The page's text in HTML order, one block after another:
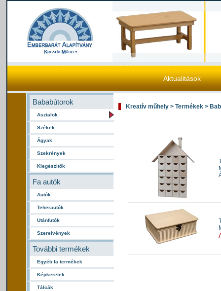
Aktualitások
Bababútorok
Asztalok
Székek
Ágyak
Szekrények
Kiegészítők
Fa autók
Autók
Teherautók
Utánfutók
Szerelvények
További termékek
Egyéb fa termékek
Képkeretek
Tálcák
Kreatív műhely > Termékek >